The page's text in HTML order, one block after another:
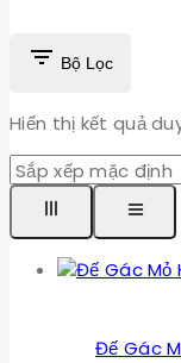
Bộ Lọc
Hiển thị kết quả
Đế Gác